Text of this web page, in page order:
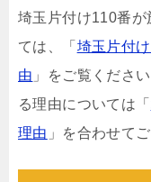
埼玉片付け110番が
ては、「 埼玉片付
由 」をご覧くださ
る理由については「
理由 」を合わせて